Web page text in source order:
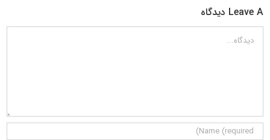
Leave A دیدگاه
دیدگاه